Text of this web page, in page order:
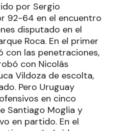
por Sergio
92-64 en el encuentro
disputado en el
Roca. En el primer
con las penetraciones,
con Nicolás
Vildoza de escolta,
Pero Uruguay
en cinco
Santiago Moglia y
en partido. En el